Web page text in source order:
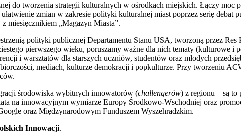
do tworzenia strategii kulturalnych w ośrodkach miejskich. Łączy
zmian w zakresie polityki kulturalnej miast poprzez serię
miesięcznikiem „Magazyn Miasta”.
polityki publicznej Departamentu Stanu USA, tworzoną przez
pierwszego wieku, poruszamy ważne dla nich tematy (kulturowe
i warsztatów dla starszych uczniów, studentów oraz młodych
mediach, kulturze demokracji i popkulturze. Przy tworzeniu
środowiska wybitnych innowatorów (challengerów) z regionu – są
na innowacyjnym wymiarze Europy Środkowo-Wschodniej oraz
oraz Międzynarodowym Funduszem Wyszehradzkim.
Innowacji.